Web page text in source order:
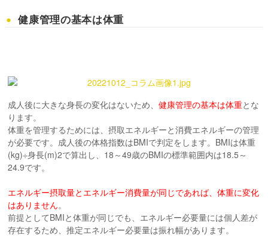
健康管理の基本は体重
成人後に大きな身長の変化はないため、健康管理の基本は体重とな
ります。
体重を管理するためには、摂取エネルギーと消費エネルギーの管理
が必要です。成人後の体格指数はBMIで判定をします。BMIは体重
(kg)÷身長(m)2で算出し、18～49歳のBMIの標準範囲内は18.5～
24.9です。
エネルギー摂取量とエネルギー消費量が同じであれば、体重に変化
はありません。
前提としてBMIと体重が同じでも、エネルギー必要量には個人差が
存在するため、推定エネルギー必要量は振れ幅があります。